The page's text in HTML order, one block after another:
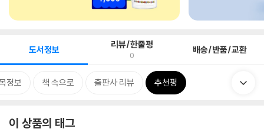
도서정보 리뷰/한줄평
0 배송/반품/교환
정보 책 속으로 출판사 리뷰 추천평
이 상품의 태그